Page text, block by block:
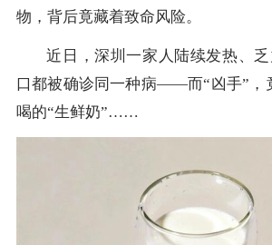
物，背后竟藏着致命风险。
近日，深圳一家人陆续发热、
口都被确诊同一种病——而“凶手”，
喝的“生鲜奶”……